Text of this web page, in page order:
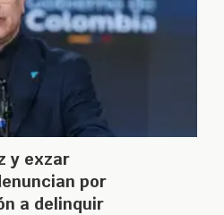
y exzar
por
a delinquir